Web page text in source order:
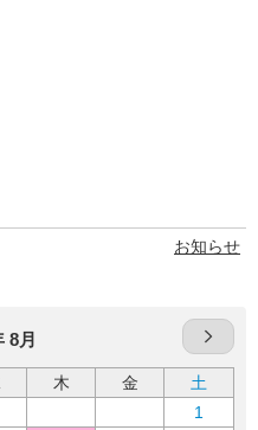
お知らせ
8月
木 金
土
1